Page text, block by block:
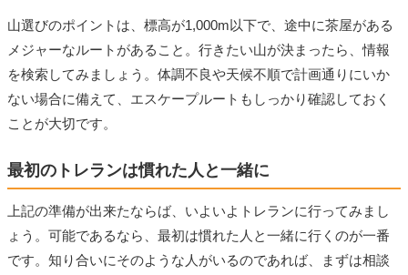
山選びのポイントは、標高が1,000m以下で、途中に茶屋がある
メジャーなルートがあること。行きたい山が決まったら、情報
を検索してみましょう。体調不良や天候不順で計画通りにいか
ない場合に備えて、エスケープルートもしっかり確認しておく
ことが大切です。
最初のトレランは慣れた人と一緒に
上記の準備が出来たならば、いよいよトレランに行ってみまし
ょう。可能であるなら、最初は慣れた人と一緒に行くのが一番
です。知り合いにそのような人がいるのであれば、まずは相談